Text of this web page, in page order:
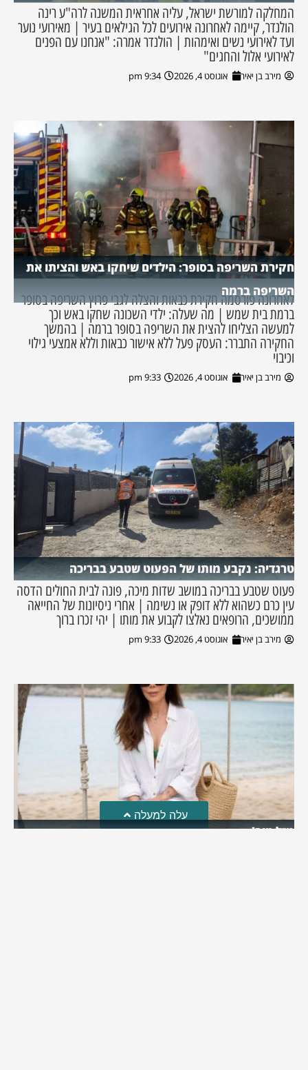
המחלקה למורשת ישראל, עליה אחראית המשנה לרה"ע רינה
הולנדר, קיימה לאחרונה אירועים לכל הגילאים בעיר | מאירועי נוער
ועד לאירועי נשים ואימהות | הולנדר אמרה: "אנחנו עם הפנים
לאירועי אלול והחגים"
מירב בן יאיר אוגוסט 4, 2026 9:34 pm
חקירת השריפה בסופר: הילדים שיחקו באש והציתו את
השריפה ברמה
לאחרונה פורסמה חקירת כבאות והצלה לגבי פרוץ השריפה בסופר
ברמת בית שמש | מה שעלה: ילדי השכונה שחקו באש וכך
למעשה הצליחו להצית את השריפה בסופר ברמה | בהמשך
החקירה התברר: העסק פעל ללא אישור כבאות וללא אמצעי גילוי
וכיבוי
מירב בן יאיר אוגוסט 4, 2026 9:33 pm
טרגדיה: נקבע מותו של הפעוט שטבע בבריכה
פעוט שטבע בבריכה במושב שדות מיכה, פונה לבית החולים הדסה
עין כרם כשהוא ללא דופק או נשימה | אחרי ניסיונות של החייאה
ממושכים, הרופאים נאלצו לקבוע את מותו | יהי זכרו ברוך
מירב בן יאיר אוגוסט 4, 2026 9:33 pm
מזל טוב!
עלה למעלה